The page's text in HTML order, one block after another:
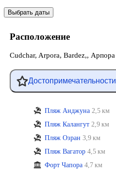
Выбрать даты
Расположение
Cudchar, Arpora, Bardez,, Арпора
Достопримечательности
Пляж Анджуна 2,5 км
Пляж Калангут 2,9 км
Пляж Озран 3,9 км
Пляж Вагатор 4,5 км
Форт Чапора 4,7 км